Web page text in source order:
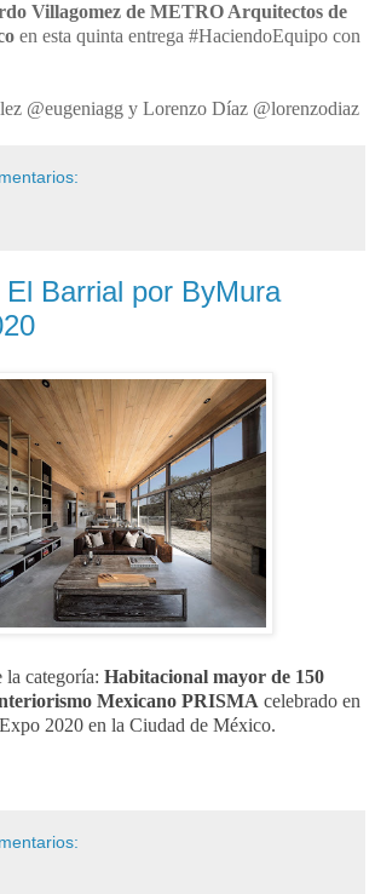
Villagomez de METRO Arquitectos de
en esta quinta entrega #HaciendoEquipo con
@eugeniagg y Lorenzo Díaz @lorenzodiaz
Barrial por ByMura
la categoría: Habitacional mayor de 150
Mexicano PRISMA celebrado en
2020 en la Ciudad de México.